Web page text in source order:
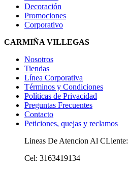
Decoración
Promociones
Corporativo
CARMIÑA VILLEGAS
Nosotros
Tiendas
Línea Corporativa
Términos y Condiciones
Políticas de Privacidad
Preguntas Frecuentes
Contacto
Peticiones, quejas y reclamos
Lineas De Atencion Al CLiente:
Cel: 3163419134